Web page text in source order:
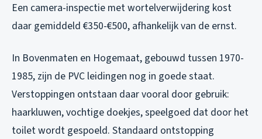
Een camera-inspectie met wortelverwijdering kost
daar gemiddeld €350-€500, afhankelijk van de ernst.
In Bovenmaten en Hogemaat, gebouwd tussen 1970-
1985, zijn de PVC leidingen nog in goede staat.
Verstoppingen ontstaan daar vooral door gebruik:
haarkluwen, vochtige doekjes, speelgoed dat door het
toilet wordt gespoeld. Standaard ontstopping